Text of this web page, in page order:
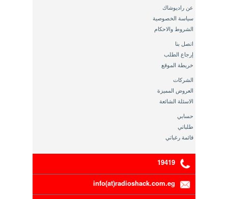
عن راديوشاك
سياسة الخصوصية
الشروط والاحكام
اتصل بنا
إرجاع الطلب
خريطة الموقع
الشركات
العروض المميزة
الاسئلة الشائعة
حسابي
طلباتي
قائمة رغباتي
19419
info(at)radioshack.com.eg